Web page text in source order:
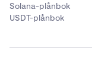
Solana-plånbok
USDT-plånbok